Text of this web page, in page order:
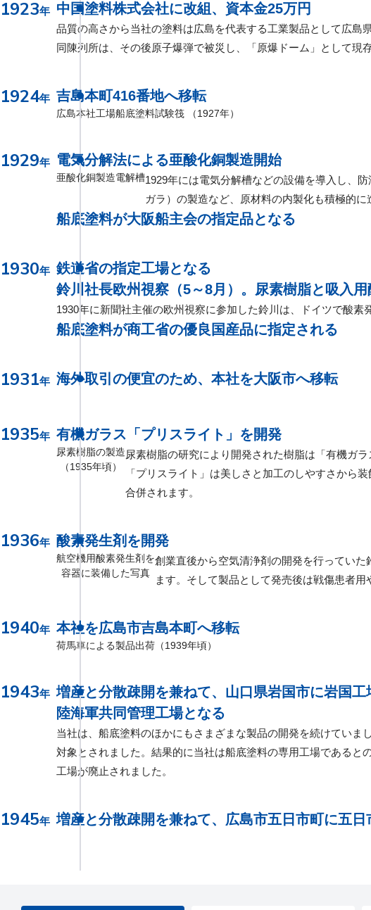
1923年 中国塗料株式会社に改組、資本金25万円
品質の高さから当社の塗料は広島を代表する工業製品として広島
同陳列所は、その後原子爆弾で被災し、「原爆ドーム」として現
1924年 吉島本町416番地へ移転
広島本社工場船底塗料試験筏 （1927年）
1929年 電気分解法による亜酸化銅製造開始
亜酸化銅製造電解槽1929年には電気分解槽などの設備を導入し、
ガラ）の製造など、原材料の内製化も積極的に
船底塗料が大阪船主会の指定品となる
1930年 鉄道省の指定工場となる
鈴川社長欧州視察（5～8月）。尿素樹脂と吸入用
1930年に新聞社主催の欧州視察に参加した鈴川は、ドイツで酸
船底塗料が商工省の優良国産品に指定される
1931年 海外取引の便宜のため、本社を大阪市へ移転
1935年 有機ガラス「プリスライト」を開発
尿素樹脂の製造
（1935年頃）
尿素樹脂の研究により開発された樹脂は「有機ガ
「プリスライト」は美しさと加工のしやすさから
合併されます。
1936年 酸素発生剤を開発
航空機用酸素発生剤を
容器に装備した写真
創業直後から空気清浄剤の開発を行ってい
ます。そして製品として発売後は戦傷患者
1940年 本社を広島市吉島本町へ移転
荷馬車による製品出荷（1939年頃）
1943年 増産と分散疎開を兼ねて、山口県岩国市に岩国工
陸海軍共同管理工場となる
当社は、船底塗料のほかにもさまざまな製品の開発を続けてい
対象とされました。結果的に当社は船底塗料の専用工場である
工場が廃止されました。
1945年 増産と分散疎開を兼ねて、広島市五日市町に五日